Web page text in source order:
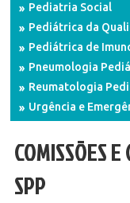
Pediatria Social
Pediátrica da
Pediátrica de
Pneumologia
Reumatologia
Urgência e
COMISSÕES
SPP